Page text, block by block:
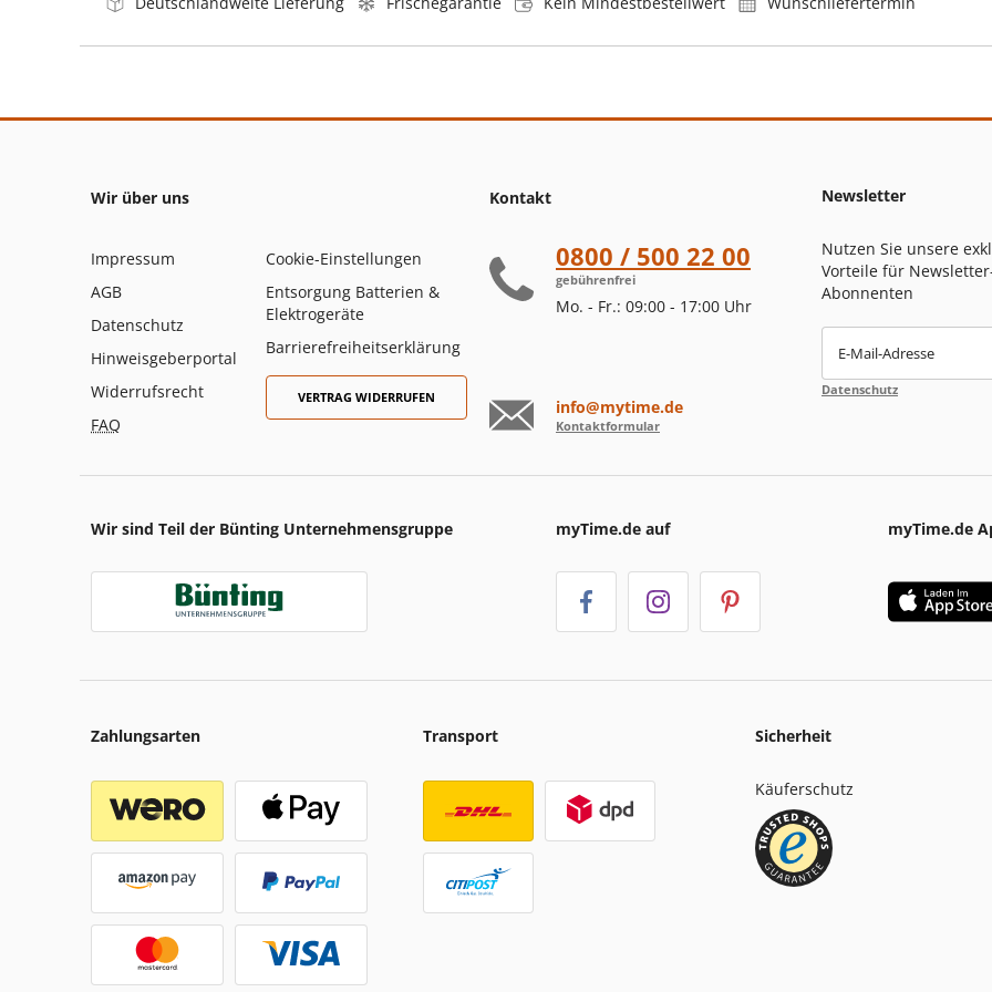
Wir über uns
Impressum
AGB
Datenschutz
Hinweisgeberportal
Widerrufsrecht
FAQ
Cookie-Einstellungen
Entsorgung Batterien &
Elektrogeräte
Barrierefreiheitserklärung
VERTRAG WIDERRUFEN
Kontakt
0800 / 500 22 00
gebührenfrei
Mo. - Fr.: 09:00 - 17:00 Uhr
info@mytime.de
Kontaktformular
Newsletter
Nutzen Sie unsere
Vorteile für
Abonnenten
E-Mail-Adresse
Datenschutz
Wir sind Teil der Bünting Unternehmensgruppe myTime.de auf myTime.de
Zahlungsarten Transport Sicherheit
Käuferschutz